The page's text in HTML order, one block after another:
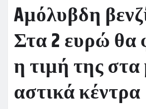
Aμόλυβδη
Στα 2 ευρώ θα
η τιμή της
αστικά κέντρα